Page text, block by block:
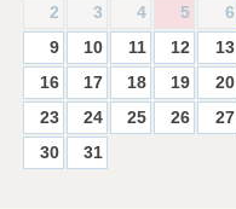
2
3 4 5 6
9
10 11 12 13
16
17 18 19 20
23
24 25 26 27
30
31